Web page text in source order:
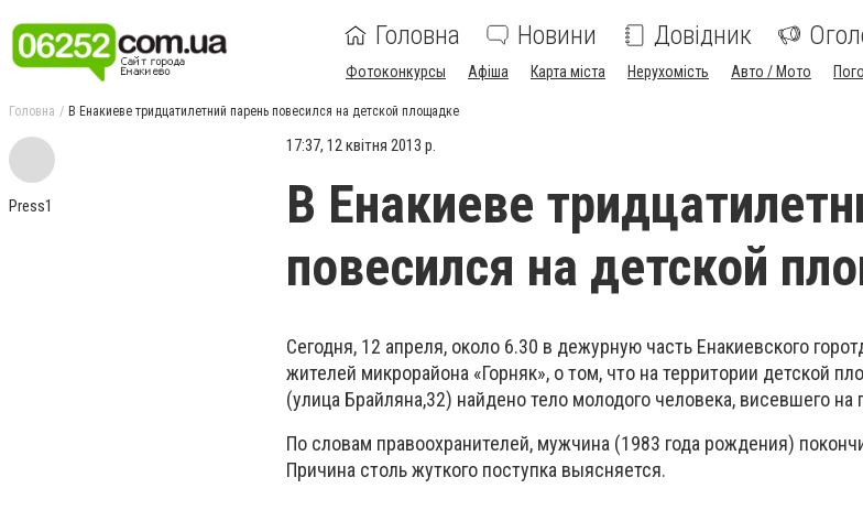
Головна Новини Довідник
Фотоконкурсы Афіша Карта міста Нерухомість Авто / Мото
Головна В Енакиеве тридцатилетний парень повесился на детской площадке
Press1
17:37, 12 квітня 2013 р.
В Енакиеве
повесился на детской
Сегодня, 12 апреля, около 6.30 в дежурную часть Енакиевского
жителей микрорайона «Горняк», о том, что на территории детской
(улица Брайляна,32) найдено тело молодого человека, висевшего на
По словам правоохранителей, мужчина (1983 года рождения)
Причина столь жуткого поступка выясняется.